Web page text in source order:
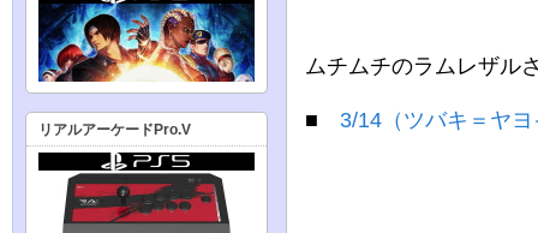
ムチムチのラムレザル
■ 3/14（ツバキ＝ヤ
リアルアーケードPro.V